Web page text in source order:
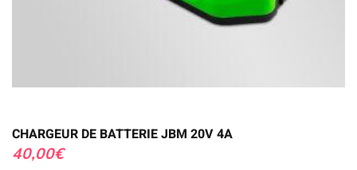
CHARGEUR DE BATTERIE JBM 20V 4A
40,00€